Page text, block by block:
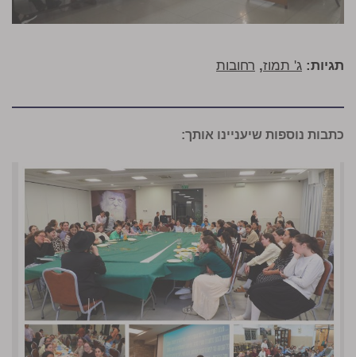
תגיות: ג' תמוז, רחובות
כתבות נוספות שיעניינו אותך: